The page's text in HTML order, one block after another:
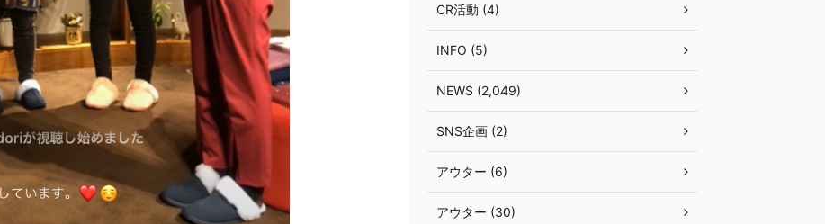
CR活動 (4)
INFO (5)
NEWS (2,049)
SNS企画 (2)
アウター (6)
アウター (30)